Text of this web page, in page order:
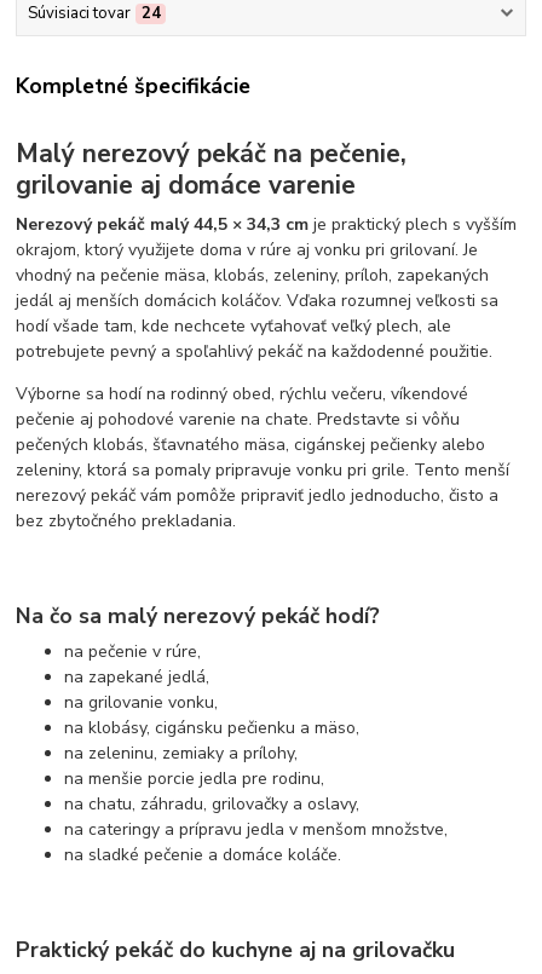
Súvisiaci tovar 24
Kompletné špecifikácie
Malý nerezový pekáč na pečenie,
grilovanie aj domáce varenie
Nerezový pekáč malý 44,5 × 34,3 cm je praktický plech s vyšším
okrajom, ktorý využijete doma v rúre aj vonku pri grilovaní. Je
vhodný na pečenie mäsa, klobás, zeleniny, príloh, zapekaných
jedál aj menších domácich koláčov. Vďaka rozumnej veľkosti sa
hodí všade tam, kde nechcete vyťahovať veľký plech, ale
potrebujete pevný a spoľahlivý pekáč na každodenné použitie.
Výborne sa hodí na rodinný obed, rýchlu večeru, víkendové
pečenie aj pohodové varenie na chate. Predstavte si vôňu
pečených klobás, šťavnatého mäsa, cigánskej pečienky alebo
zeleniny, ktorá sa pomaly pripravuje vonku pri grile. Tento menší
nerezový pekáč vám pomôže pripraviť jedlo jednoducho, čisto a
bez zbytočného prekladania.
Na čo sa malý nerezový pekáč hodí?
na pečenie v rúre,
na zapekané jedlá,
na grilovanie vonku,
na klobásy, cigánsku pečienku a mäso,
na zeleninu, zemiaky a prílohy,
na menšie porcie jedla pre rodinu,
na chatu, záhradu, grilovačky a oslavy,
na cateringy a prípravu jedla v menšom množstve,
na sladké pečenie a domáce koláče.
Praktický pekáč do kuchyne aj na grilovačku